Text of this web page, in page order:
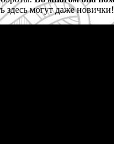
здесь могут даже новички!